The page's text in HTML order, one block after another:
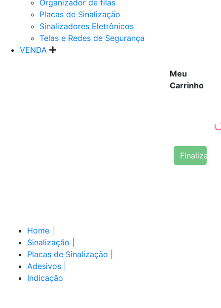
Organizador de filas
Placas de Sinalização
Sinalizadores Eletrônicos
Telas e Redes de Segurança
VENDA
Meu
Carrinho
Finalizar
Home
Sinalização
Placas de Sinalização
Adesivos
Indicação